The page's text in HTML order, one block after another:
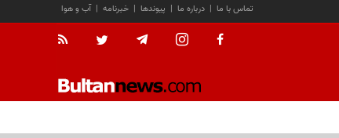
آب و هوا | خبرنامه | پیوندها | درباره ما | تماس با ما